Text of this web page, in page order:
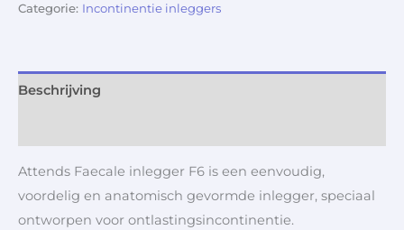
Categorie: Incontinentie inleggers
Beschrijving
Attends Faecale inlegger F6 is een eenvoudig,
voordelig en anatomisch gevormde inlegger, speciaal
ontworpen voor ontlastingsincontinentie.